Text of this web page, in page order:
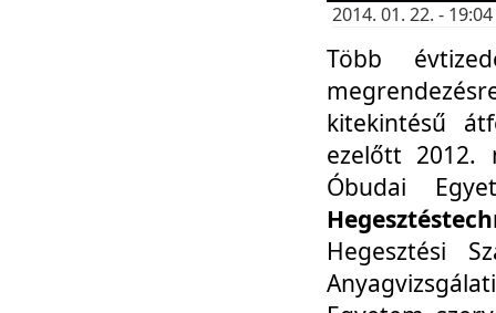
2014. 01. 22. -
Több
kitekintésű
ezelőtt 2012.
Óbudai
Hegesztési